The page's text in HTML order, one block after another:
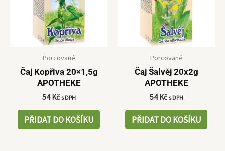
Porcované
Čaj Kopřiva 20×1,5g
APOTHEKE
54Kč s DPH
PŘIDAT DO KOŠÍKU
Porcované
Čaj Šalvěj 20x2g
APOTHEKE
54Kč s DPH
PŘIDAT DO KOŠÍKU